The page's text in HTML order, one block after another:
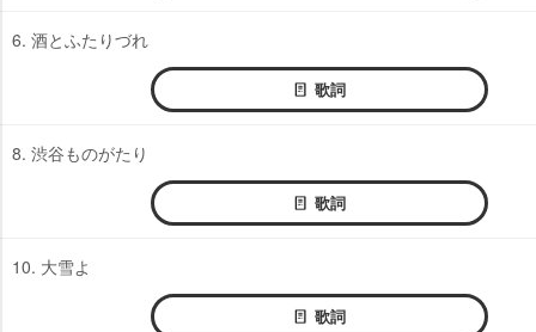
6. 酒とふたりづれ
歌詞
8. 渋谷ものがたり
歌詞
10. 大雪よ
歌詞